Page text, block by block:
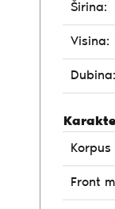
Širina:
Visina:
Dubina:
Front